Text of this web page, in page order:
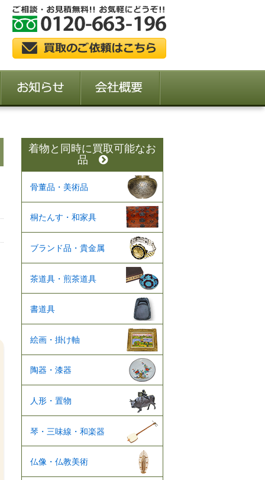
着物と同時に買取可能なお
品
骨董品・美術品
桐たんす・和家具
ブランド品・貴金属
茶道具・煎茶道具
書道具
絵画・掛け軸
陶器・漆器
人形・置物
琴・三味線・和楽器
仏像・仏教美術